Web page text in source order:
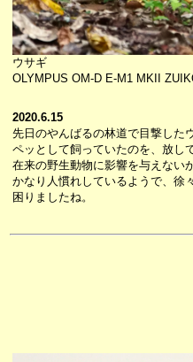
ウサギ
OLYMPUS OM-D E-M1 MKII
2020.6.15
先日のやんばるの林道で目撃した
ペッとして飼っていたのを、放し
在来の野生動物に影響を与えない
かなり人慣れしているようで、徐
困りましたね。